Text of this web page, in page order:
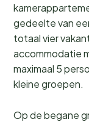
gedeelte van
totaal vier
accommodatie
maximaal 5
kleine groepen.
Op de begane